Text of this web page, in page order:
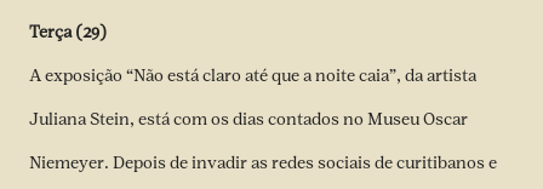
Terça (29)
A exposição “Não está claro até que a noite caia”, da artista
Juliana Stein, está com os dias contados no Museu Oscar
Niemeyer. Depois de invadir as redes sociais de curitibanos e